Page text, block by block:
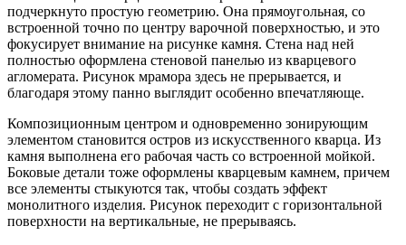
подчеркнуто простую геометрию. Она прямоугольная, со
встроенной точно по центру варочной поверхностью, и это
фокусирует внимание на рисунке камня. Стена над ней
полностью оформлена стеновой панелью из кварцевого
агломерата. Рисунок мрамора здесь не прерывается, и
благодаря этому панно выглядит особенно впечатляюще.
Композиционным центром и одновременно зонирующим
элементом становится остров из искусственного кварца. Из
камня выполнена его рабочая часть со встроенной мойкой.
Боковые детали тоже оформлены кварцевым камнем, причем
все элементы стыкуются так, чтобы создать эффект
монолитного изделия. Рисунок переходит с горизонтальной
поверхности на вертикальные, не прерываясь.